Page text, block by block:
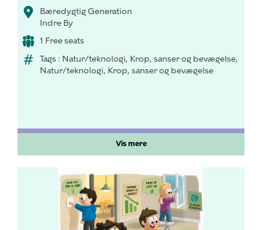
Bæredygtig Generation
Indre By
1 Free seats
Tags : Natur/teknologi, Krop, sanser og bevægelse,
Natur/teknologi, Krop, sanser og bevægelse
Vis mere